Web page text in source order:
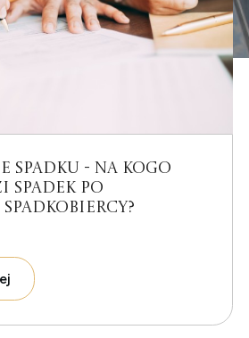
spadku - na kogo
spadek po